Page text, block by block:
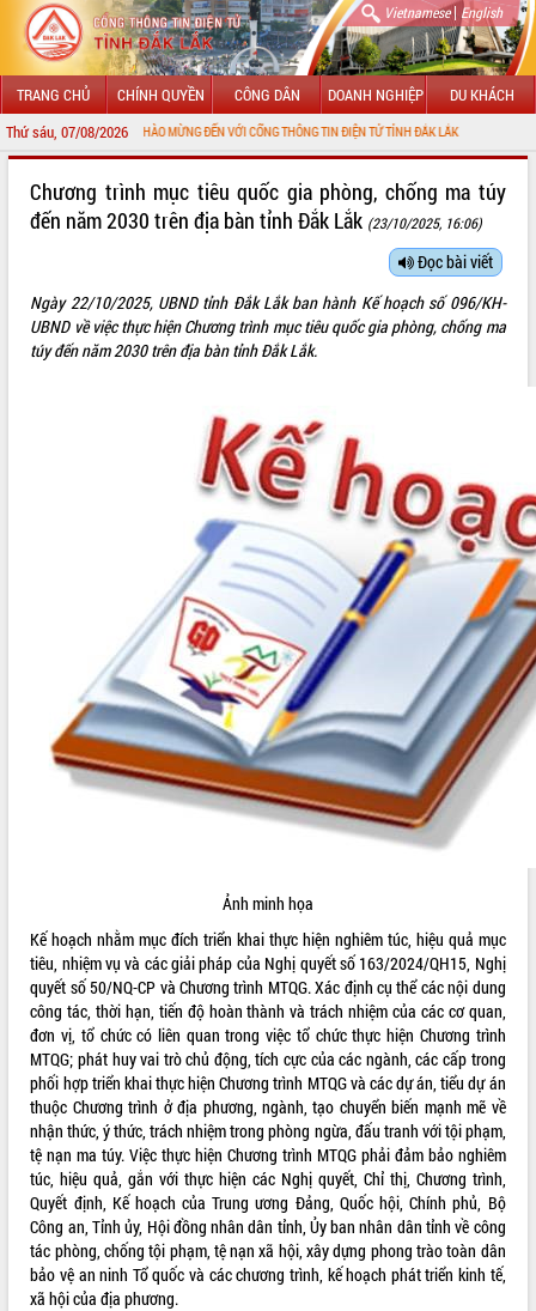
Vietnamese| English
TRANG CHỦ CHÍNH QUYỀN CÔNG DÂN DOANH NGHIỆP DU KHÁCH
Thứ sáu, 07/08/2026CHÀO MỪNG ĐẾN VỚI CỔNG THÔNG TIN ĐIỆN TỬ TỈNH ĐẮK LẮK
LÃNH ĐẠO UBND TỈNH
SỞ, BAN, NGÀNH
QUY HOẠCH - KẾ HOẠCH
VIDEO
Chương trình mục tiêu quốc gia phòng, chống ma túy
đến năm 2030 trên địa bàn tỉnh Đắk Lắk (23/10/2025, 16:06)
Đọc bài viết
Ngày 22/10/2025, UBND tỉnh Đắk Lắk ban hành Kế hoạch số 096/KH-
UBND về việc thực hiện Chương trình mục tiêu quốc gia phòng, chống ma
túy đến năm 2030 trên địa bàn tỉnh Đắk Lắk.
Ảnh minh họa
Kế hoạch nhằm mục đích triển khai thực hiện nghiêm túc, hiệu quả mục
tiêu, nhiệm vụ và các giải pháp của Nghị quyết số 163/2024/QH15, Nghị
quyết số 50/NQ-CP và Chương trình MTQG. Xác định cụ thể các nội dung
công tác, thời hạn, tiến độ hoàn thành và trách nhiệm của các cơ quan,
đơn vị, tổ chức có liên quan trong việc tổ chức thực hiện Chương trình
MTQG; phát huy vai trò chủ động, tích cực của các ngành, các cấp trong
phối hợp triển khai thực hiện Chương trình MTQG và các dự án, tiểu dự án
thuộc Chương trình ở địa phương, ngành, tạo chuyển biến mạnh mẽ về
nhận thức, ý thức, trách nhiệm trong phòng ngừa, đấu tranh với tội phạm,
tệ nạn ma túy. Việc thực hiện Chương trình MTQG phải đảm bảo nghiêm
túc, hiệu quả, gắn với thực hiện các Nghị quyết, Chỉ thị, Chương trình,
Quyết định, Kế hoạch của Trung ương Đảng, Quốc hội, Chính phủ, Bộ
Công an, Tỉnh ủy, Hội đồng nhân dân tỉnh, Ủy ban nhân dân tỉnh về công
tác phòng, chống tội phạm, tệ nạn xã hội, xây dựng phong trào toàn dân
bảo vệ an ninh Tổ quốc và các chương trình, kế hoạch phát triển kinh tế,
xã hội của địa phương.